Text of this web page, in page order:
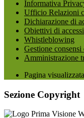
Informativa
Ufficio Relazioni
Dichiarazione di
Obiettivi di
Whistleblowing
Gestione
Amministrazione
Pagina visualizzata
Sezione Copyright